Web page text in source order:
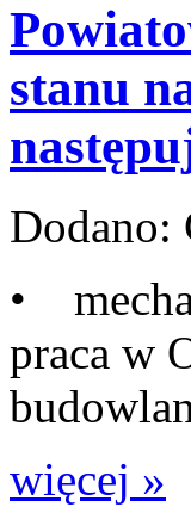
stanu
Dodano:
•
praca w
więcej »